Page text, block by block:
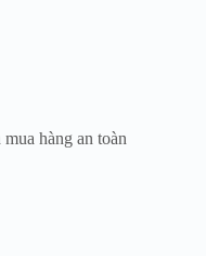
hàng an toàn